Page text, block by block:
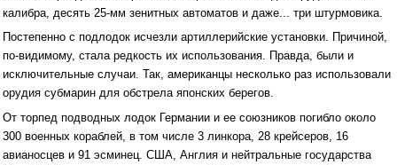
калибра, десять 25-мм зенитных автоматов и даже... три штурмовика.
Постепенно с подлодок исчезли артиллерийские установки. Причиной,
по-видимому, стала редкость их использования. Правда, были и
исключительные случаи. Так, американцы несколько раз использовали
орудия субмарин для обстрела японских берегов.
От торпед подводных лодок Германии и ее союзников погибло около
300 военных кораблей, в том числе 3 линкора, 28 крейсеров, 16
авианосцев и 91 эсминец. США, Англия и нейтральные государства